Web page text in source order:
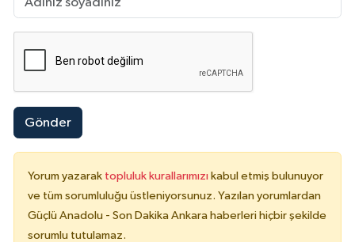
Gönder
Yorum yazarak topluluk kurallarımızı kabul etmiş bulunuyor
ve tüm sorumluluğu üstleniyorsunuz. Yazılan yorumlardan
Güçlü Anadolu - Son Dakika Ankara haberleri hiçbir şekilde
sorumlu tutulamaz.